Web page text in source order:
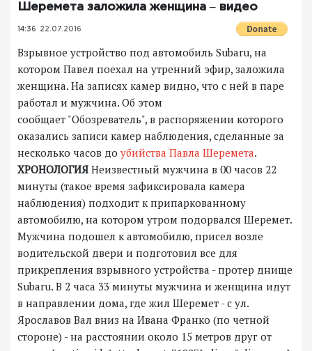
Шеремета заложила женщина ‒ видео
14:36 22.07.2016
Взрывное устройство под автомобиль Subaru, на
котором Павел поехал на утренний эфир, заложила
женщина. На записях камер видно, что с ней в паре
работал и мужчина. Об этом
сообщает "Обозреватель", в распоряжении которого
оказались записи камер наблюдения, сделанные за
несколько часов до убийства Павла Шеремета.
ХРОНОЛОГИЯ Неизвестный мужчина в 00 часов 22
минуты (такое время зафиксировала камера
наблюдения) подходит к припаркованному
автомобилю, на котором утром подорвался Шеремет.
Мужчина подошел к автомобилю, присел возле
водительской двери и подготовил все для
прикрепления взрывного устройства - протер днище
Subaru. В 2 часа 33 минуты мужчина и женщина идут
в направлении дома, где жил Шеремет - с ул.
Ярославов Вал вниз на Ивана Франко (по четной
стороне) - на расстоянии около 15 метров друг от